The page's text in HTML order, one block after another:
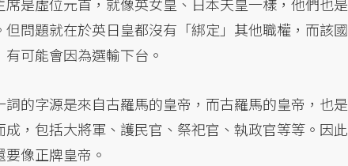
是虛位元首，就像英女皇、日本天皇一樣，他們也是
問題就在於英日皇都沒有「綁定」其他職權，而該國
可能會因為選輸下台。
的字源是來自古羅馬的皇帝，而古羅馬的皇帝，也是
，包括大將軍、護民官、祭祀官、執政官等等。因此
像正牌皇帝。